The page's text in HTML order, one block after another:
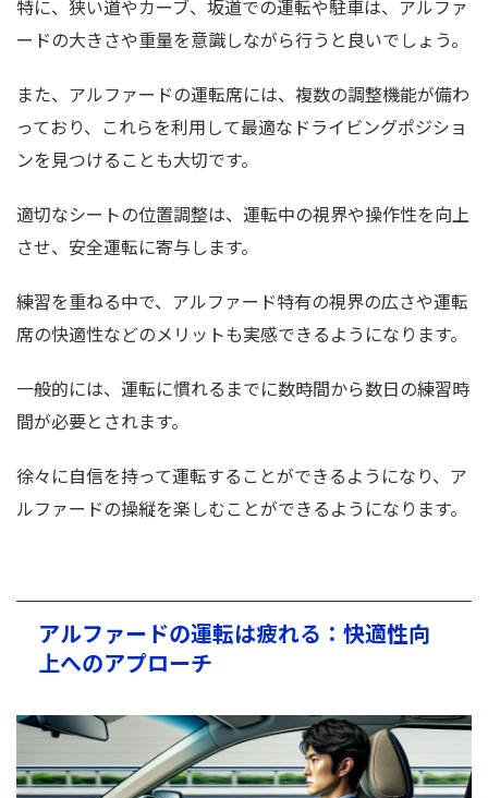
特に、狭い道やカーブ、坂道での運転や駐車は、アルファ
ードの大きさや重量を意識しながら行うと良いでしょう。
また、アルファードの運転席には、複数の調整機能が備わ
っており、これらを利用して最適なドライビングポジショ
ンを見つけることも大切です。
適切なシートの位置調整は、運転中の視界や操作性を向上
させ、安全運転に寄与します。
練習を重ねる中で、アルファード特有の視界の広さや運転
席の快適性などのメリットも実感できるようになります。
一般的には、運転に慣れるまでに数時間から数日の練習時
間が必要とされます。
徐々に自信を持って運転することができるようになり、ア
ルファードの操縦を楽しむことができるようになります。
アルファードの運転は疲れる：快適性向
上へのアプローチ